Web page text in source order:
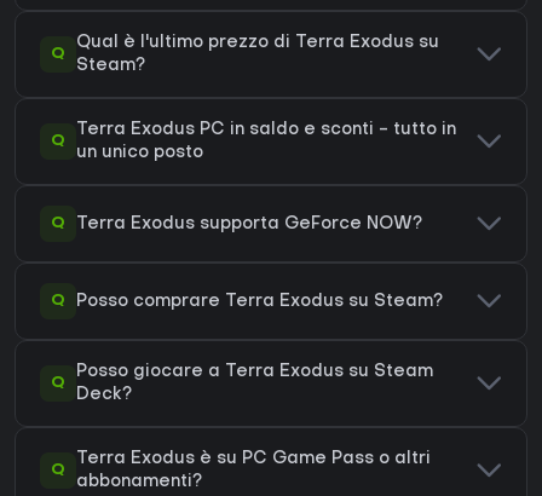
Q
Qual è l'ultimo prezzo di Terra Exodus su
Steam?
Q
Terra Exodus PC in saldo e sconti - tutto in
un unico posto
Q Terra Exodus supporta GeForce NOW?
Q Posso comprare Terra Exodus su Steam?
Q
Posso giocare a Terra Exodus su Steam
Deck?
Q
Terra Exodus è su PC Game Pass o altri
abbonamenti?